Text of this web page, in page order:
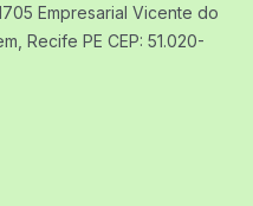
Empresarial Vicente do
Recife PE CEP: 51.020-